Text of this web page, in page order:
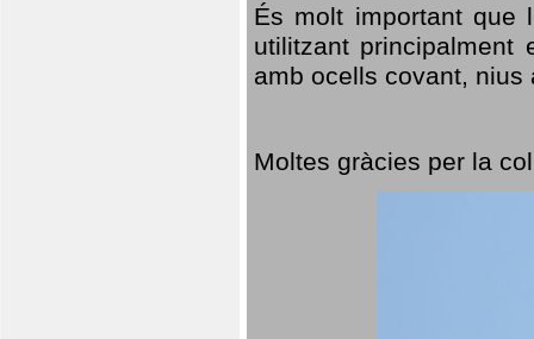
És molt important que
utilitzant
amb ocells covant,
Moltes gràcies per la